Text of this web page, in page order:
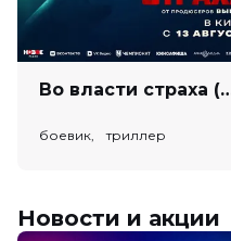
Во власти
боевик, триллер
Новости и акции